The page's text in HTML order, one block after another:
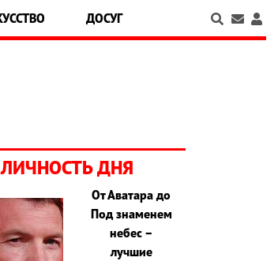
ДОСУГ
ЛИЧНОСТЬ ДНЯ
От Аватара до
Под знаменем
небес –
лучшие